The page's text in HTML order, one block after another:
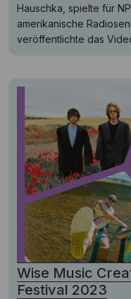
Hauschka, spielte für
amerikanische
veröffentlichte das
Wise Music
Festival 2023